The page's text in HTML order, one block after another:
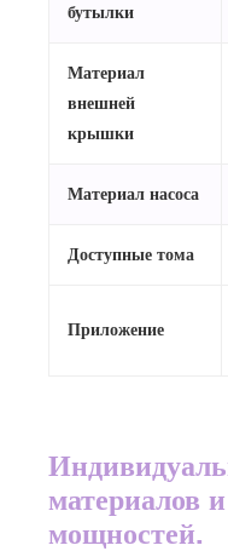
бутылки
Материал
внешней
крышки
Материал насоса
Доступные тома
Приложение
материалов
мощностей.